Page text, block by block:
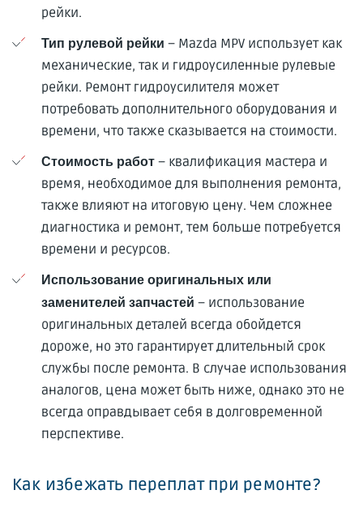
рейки.
Тип рулевой рейки – Mazda MPV использует как
механические, так и гидроусиленные рулевые
рейки. Ремонт гидроусилителя может
потребовать дополнительного оборудования и
времени, что также сказывается на стоимости.
Стоимость работ – квалификация мастера и
время, необходимое для выполнения ремонта,
также влияют на итоговую цену. Чем сложнее
диагностика и ремонт, тем больше потребуется
времени и ресурсов.
Использование оригинальных или
заменителей запчастей – использование
оригинальных деталей всегда обойдется
дороже, но это гарантирует длительный срок
службы после ремонта. В случае использования
аналогов, цена может быть ниже, однако это не
всегда оправдывает себя в долговременной
перспективе.
Как избежать переплат при ремонте?